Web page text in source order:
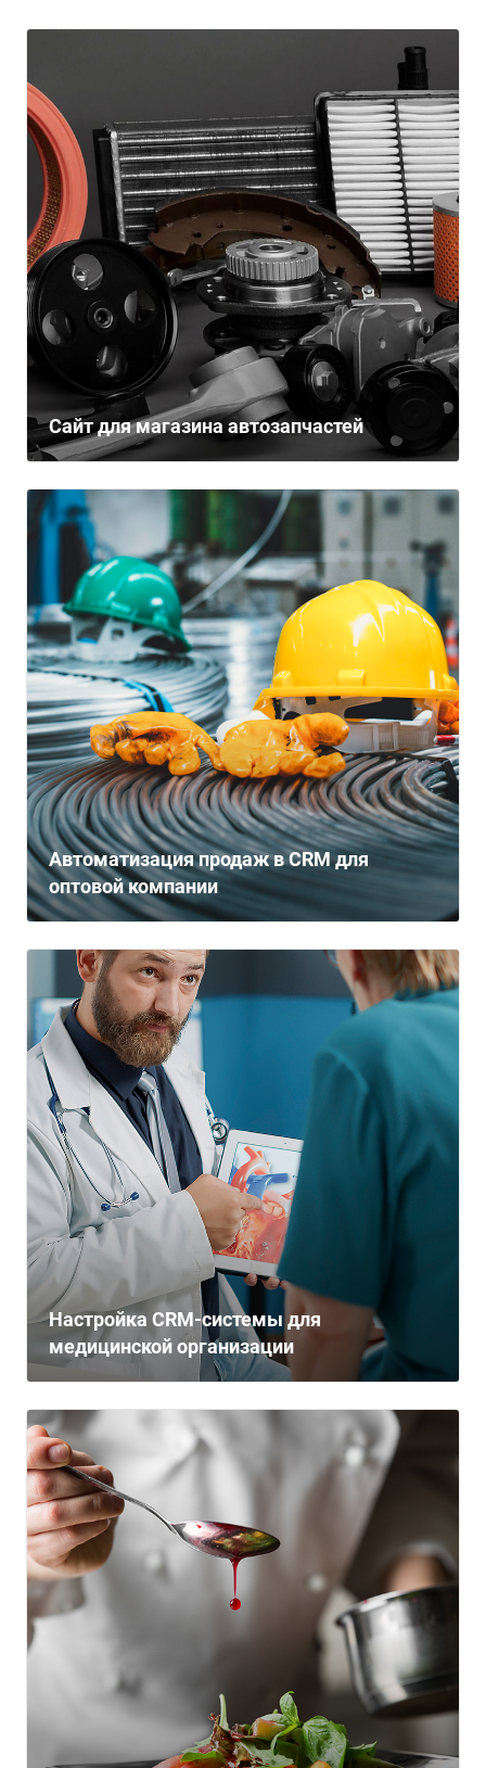
Сайт для магазина автозапчастей
Автоматизация продаж в CRM для
оптовой компании
Настройка CRM-системы для
медицинской организации